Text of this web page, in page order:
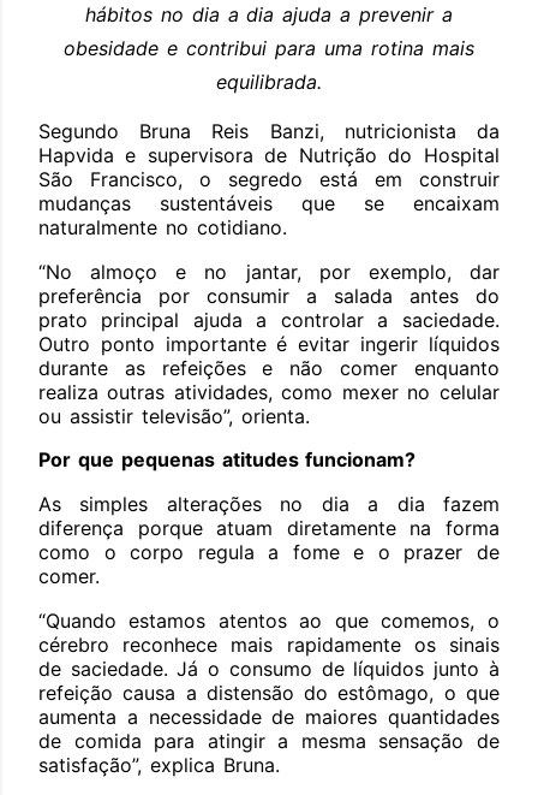
hábitos no dia a dia ajuda a prevenir a
obesidade e contribui para uma rotina mais
equilibrada.
Segundo Bruna Reis Banzi, nutricionista da
Hapvida e supervisora de Nutrição do Hospital
São Francisco, o segredo está em construir
mudanças sustentáveis que se encaixam
naturalmente no cotidiano.
“No almoço e no jantar, por exemplo, dar
preferência por consumir a salada antes do
prato principal ajuda a controlar a saciedade.
Outro ponto importante é evitar ingerir líquidos
durante as refeições e não comer enquanto
realiza outras atividades, como mexer no celular
ou assistir televisão”, orienta.
Por que pequenas atitudes funcionam?
As simples alterações no dia a dia fazem
diferença porque atuam diretamente na forma
como o corpo regula a fome e o prazer de
comer.
“Quando estamos atentos ao que comemos, o
cérebro reconhece mais rapidamente os sinais
de saciedade. Já o consumo de líquidos junto à
refeição causa a distensão do estômago, o que
aumenta a necessidade de maiores quantidades
de comida para atingir a mesma sensação de
satisfação”, explica Bruna.